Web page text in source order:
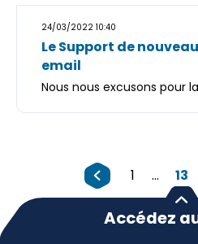
24/03/2022 10:40
Le Support de
email
Nous nous excusons pour
1 ... 13
Accédez